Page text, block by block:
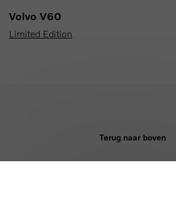
Volvo V60
Limited Edition
Terug naar boven